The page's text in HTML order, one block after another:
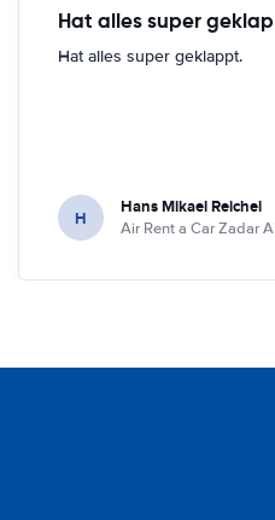
Hat alles super
Hat alles super geklappt.
H Hans Mikael Reichel
Air Rent a Car Zadar